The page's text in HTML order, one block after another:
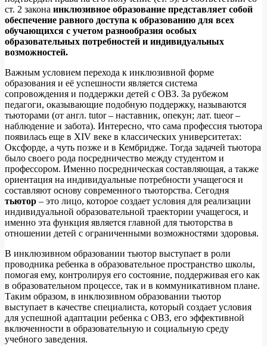
ст. 2 закона инклюзивное образование представляет собой
обеспечение равного доступа к образованию для всех
обучающихся с учетом разнообразия особых
образовательных потребностей и индивидуальных
возможностей.
Важным условием перехода к инклюзивной форме
образования и её успешности является система
сопровождения и поддержки детей с ОВЗ. За рубежом
педагоги, оказывающие подобную поддержку, называются
тьюторами (от англ. tutor – наставник, опекун; лат. tueor –
наблюдение и забота). Интересно, что сама профессия тьютора
появилась еще в XIV веке в классических университетах:
Оксфорде, а чуть позже и в Кембридже. Тогда задачей тьютора
было своего рода посредничество между студентом и
профессором. Именно посредническая составляющая, а также
ориентация на индивидуальные потребности учащегося и
составляют основу современного тьюторства. Сегодня
тьютор – это лицо, которое создает условия для реализации
индивидуальной образовательной траектории учащегося, и
именно эта функция является главной для тьюторства в
отношении детей с ограниченными возможностями здоровья.
В инклюзивном образовании тьютор выступает в роли
проводника ребенка в образовательное пространство школы,
помогая ему, контролируя его состояние, поддерживая его как
в образовательном процессе, так и в коммуникативном плане.
Таким образом, в инклюзивном образовании тьютор
выступает в качестве специалиста, который создает условия
для успешной адаптации ребенка с ОВЗ, его эффективной
включенности в образовательную и социальную среду
учебного заведения.